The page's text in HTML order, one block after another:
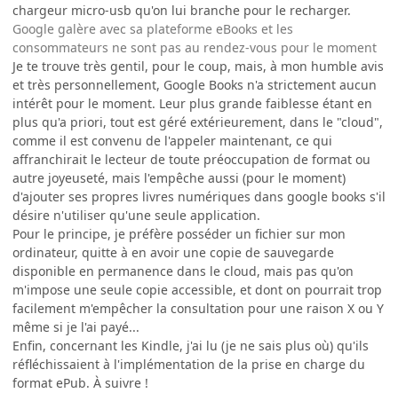
chargeur micro-usb qu'on lui branche pour le recharger.
Google galère avec sa plateforme eBooks et les
consommateurs ne sont pas au rendez-vous pour le moment
Je te trouve très gentil, pour le coup, mais, à mon humble avis
et très personnellement, Google Books n'a strictement aucun
intérêt pour le moment. Leur plus grande faiblesse étant en
plus qu'a priori, tout est géré extérieurement, dans le "cloud",
comme il est convenu de l'appeler maintenant, ce qui
affranchirait le lecteur de toute préoccupation de format ou
autre joyeuseté, mais l'empêche aussi (pour le moment)
d'ajouter ses propres livres numériques dans google books s'il
désire n'utiliser qu'une seule application.
Pour le principe, je préfère posséder un fichier sur mon
ordinateur, quitte à en avoir une copie de sauvegarde
disponible en permanence dans le cloud, mais pas qu'on
m'impose une seule copie accessible, et dont on pourrait trop
facilement m'empêcher la consultation pour une raison X ou Y
même si je l'ai payé...
Enfin, concernant les Kindle, j'ai lu (je ne sais plus où) qu'ils
réfléchissaient à l'implémentation de la prise en charge du
format ePub. À suivre !